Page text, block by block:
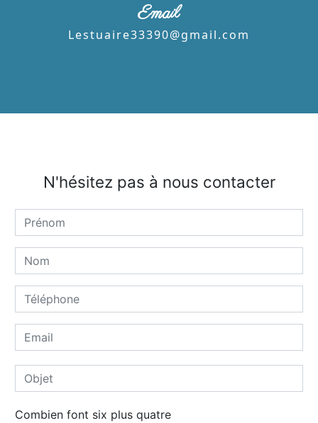
Email
lestuaire33390@gmail.com
N'hésitez pas à nous contacter
Combien font six plus quatre